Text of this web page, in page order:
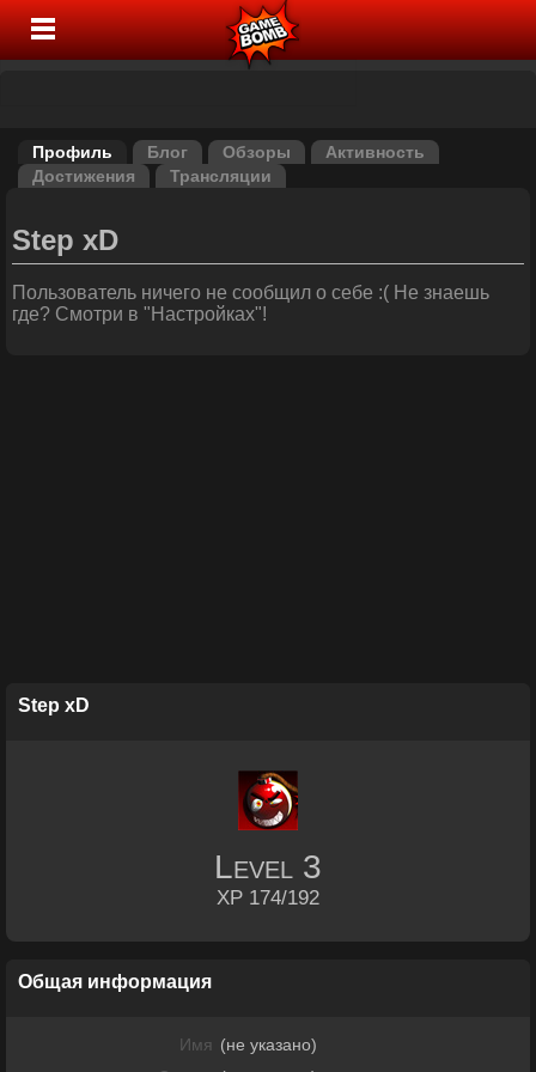
Профиль Блог Обзоры
Активность
Достижения
Трансляции
Step xD
Пользователь ничего не сообщил о себе :( Не знаешь
где? Смотри в "Настройках"!
Step xD
Level 3
XP 174/192
Общая информация
Имя (не указано)